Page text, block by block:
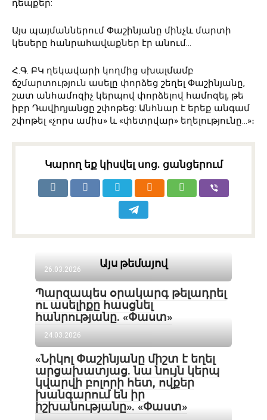
դեպքեր:
Այս պայմաններում Փաշինյանը մինչև մարտի
կեսերը հանրահավաքներ էր անում…
Հ.Գ. ԲԿ ղեկավարի կողմից սխալմամբ
ճշմարտություն ասելը փորձեց շեղել Փաշինյանը,
շատ անհամոզիչ կերպով փորձելով համոզել, թե
իբր Դավիդյանցը շփոթեց: Անհնար է երեք անգամ
շփոթել «չորս ամիս» և «փետրվար» եղելությունը…»։
Կարող եք կիսվել սոց․ ցանցերում
Այս թեմայով
26.03.2026
Պարզապես օրակարգ թելադրել
ու ասելիքը հասցնել
հանրությանը. «Փաստ»
24.03.2026
«Նիկոլ Փաշինյանը միշտ է եղել
արցախատյաց. նա նույն կերպ
կվարվի բոլորի հետ, ովքեր
խանգարում են իր
իշխանությանը». «Փաստ»